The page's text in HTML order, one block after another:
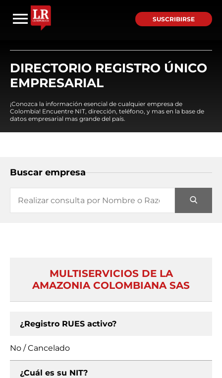
SUSCRIBIRSE
DIRECTORIO REGISTRO ÚNICO
EMPRESARIAL
¡Conozca la información esencial de cualquier empresa de
Colombia! Encuentre NIT, dirección, teléfono, y mas en la base de
datos empresarial mas grande del país.
Buscar empresa
MULTISERVICIOS DE LA
AMAZONIA COLOMBIANA SAS
¿Registro RUES activo?
No / Cancelado
¿Cuál es su NIT?